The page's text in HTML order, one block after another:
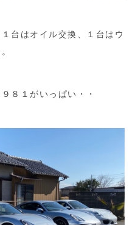
台はオイル交換、１台はウ
８１がいっぱい・・